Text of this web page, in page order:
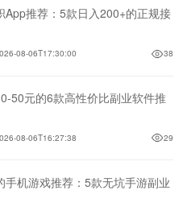
App推荐：5款日入200+的正规接
08-06T17:30:00 38
50元的6款高性价比副业软件推
08-06T16:27:38 29
手机游戏推荐：5款无坑手游副业